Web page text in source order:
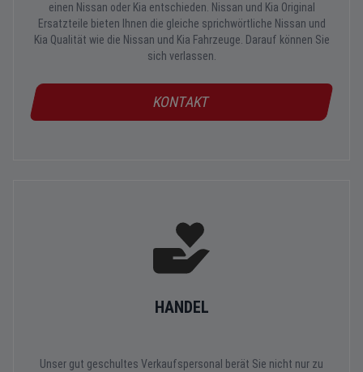
einen Nissan oder Kia entschieden. Nissan und Kia Original
Ersatzteile bieten Ihnen die gleiche sprichwörtliche Nissan und
Kia Qualität wie die Nissan und Kia Fahrzeuge. Darauf können Sie
sich verlassen.
KONTAKT
HANDEL
Unser gut geschultes Verkaufspersonal berät Sie nicht nur zu